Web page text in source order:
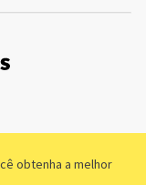
obtenha a melhor